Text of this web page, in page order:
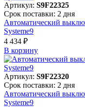
Артикул: S9F22325
Срок поставки: 2 дня
Автоматический
Systeme9
4 434 ₽
В корзинy
Артикул: S9F22320
Срок поставки: 2 дня
Автоматический
Systeme9